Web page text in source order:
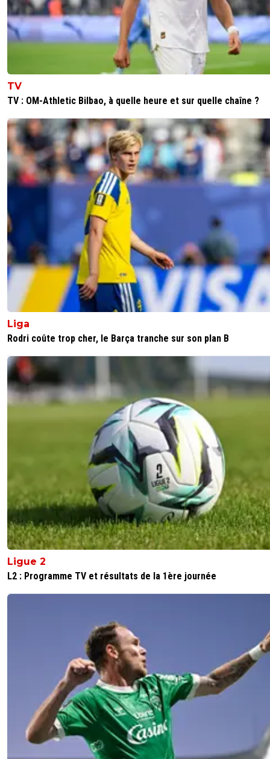
TV
TV : OM-Athletic Bilbao, à quelle heure et sur quelle chaîne ?
Liga
Rodri coûte trop cher, le Barça tranche sur son plan B
Ligue 2
L2 : Programme TV et résultats de la 1ère journée